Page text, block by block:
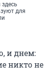
для
и днем:
никто не